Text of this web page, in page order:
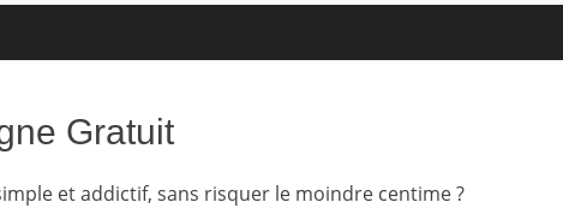
Gratuit
et addictif, sans risquer le moindre centime ?